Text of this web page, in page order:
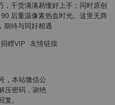
干货满满易懂好上手；同时原创
后重温像素热血时光。这里无商
期待与同好相遇
捐赠VIP 友情链接
，本站微信公
压密码，谢绝
。